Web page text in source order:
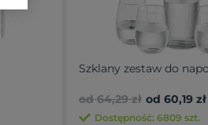
Szklany zestaw do
od 64,29 zł od 60,19 zł
Dostępność: 6809 szt.